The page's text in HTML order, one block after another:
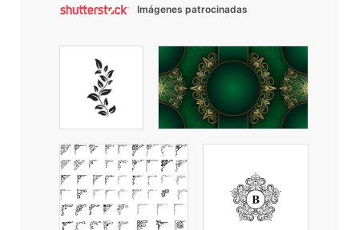
Imágenes patrocinadas